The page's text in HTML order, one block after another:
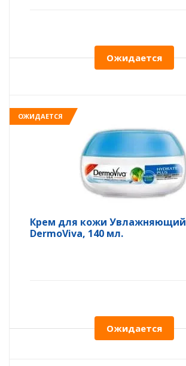
Ожидается
ОЖИДАЕТСЯ
Крем для кожи Увлажняющий
DermoViva, 140 мл.
Ожидается